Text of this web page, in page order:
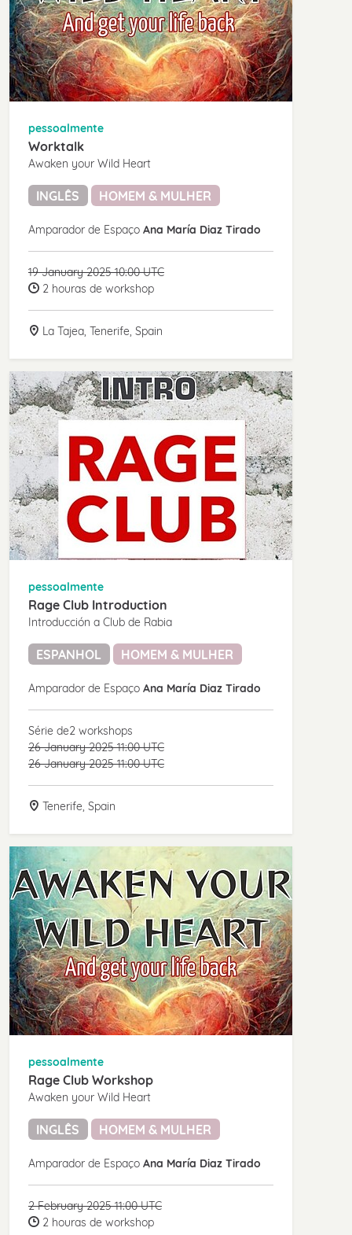
pessoalmente
Worktalk
Awaken your Wild Heart
INGLÊS HOMEM & MULHER
Amparador de Espaço Ana María Diaz Tirado
19 January 2025 10:00 UTC
2 houras de workshop
La Tajea, Tenerife, Spain
pessoalmente
Rage Club Introduction
Introducción a Club de Rabia
ESPANHOL HOMEM & MULHER
Amparador de Espaço Ana María Diaz Tirado
Série de2 workshops
26 January 2025 11:00 UTC
26 January 2025 11:00 UTC
Tenerife, Spain
pessoalmente
Rage Club Workshop
Awaken your Wild Heart
INGLÊS HOMEM & MULHER
Amparador de Espaço Ana María Diaz Tirado
2 February 2025 11:00 UTC
2 houras de workshop